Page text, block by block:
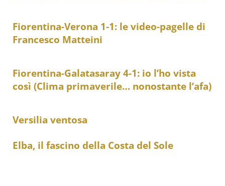
Fiorentina-Verona 1-1: le video-pagelle di
Francesco Matteini
Fiorentina-Galatasaray 4-1: io l’ho vista
così (Clima primaverile… nonostante l’afa)
Versilia ventosa
Elba, il fascino della Costa del Sole